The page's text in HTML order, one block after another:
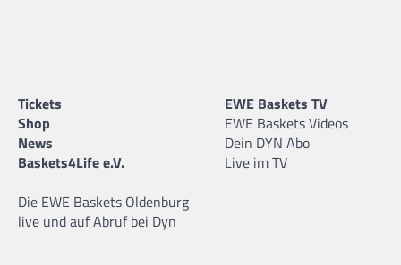
Tickets
Shop
News
Baskets4Life e.V.
Die EWE Baskets Oldenburg
live und auf Abruf bei Dyn
EWE Baskets TV
EWE Baskets Videos
Dein DYN Abo
Live im TV